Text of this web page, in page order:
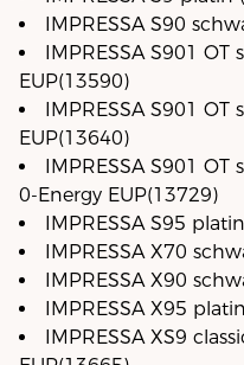
IMPRESSA S90
IMPRESSA S901 OT
EUP(13590)
IMPRESSA S901 OT
EUP(13640)
IMPRESSA S901 OT
0-Energy EUP(13729)
IMPRESSA S95
IMPRESSA X70
IMPRESSA X90
IMPRESSA X95
IMPRESSA XS9